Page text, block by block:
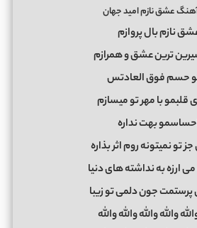
عشق نازم امید جهان
نازم بال پروازم
ترین عشق و همرازم
حسم فوق العادتس
قلبمو با مهر تو میسازم
بهت نداره
تو نمیتونه روم اثر بذاره
ارزه به نداشته های دنیا
پرستمت جون دلمی تو زیبا
والله والله والله والله